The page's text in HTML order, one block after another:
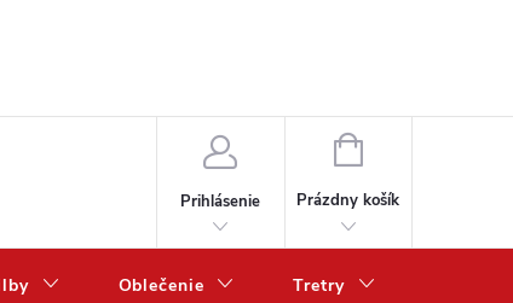
Prihlásenie
NÁKUPNÝ
Prázdny košík
Oblečenie Tretry